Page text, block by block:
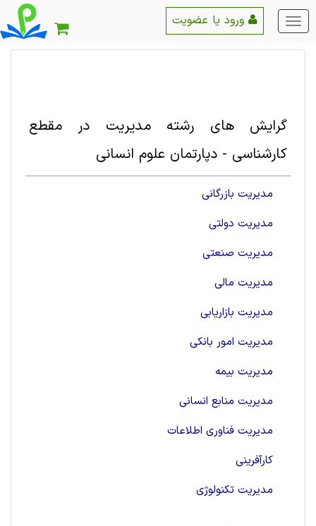
منو
اصلی
گرایش های رشته مديريت در مقطع
کارشناسی - دپارتمان علوم انسانی
مدیریت بازرگانی
مدیریت دولتی
مدیریت صنعتی
مدیریت مالی
مدیریت بازاریابی
مدیریت امور بانکی
مدیریت بیمه
مدیریت منابع انسانی
مدیریت فناوری اطلاعات
کارآفرینی
مدیریت تکنولوژی